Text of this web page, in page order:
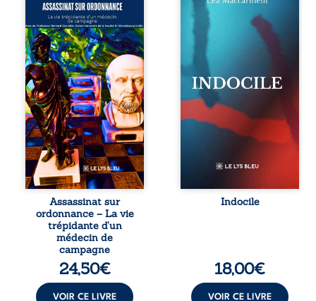
ordonnance – La
vie trépidante
d’un médecin de
campagne est la
réédition enrichie
et actualisée du
témoignage du
Docteur Marc
Biencourt, ancien
médecin de
famille, qui revient
sur son parcours
médical, syndical
et ordinal. Depuis
septembre 2013, il
raconte le long
combat qui l’a
conduit à être
écarté du corps
médical, malgré
une décision de
première instance
Assassinat sur
ordonnance – La vie
trépidante d’un
médecin de
campagne
24,50€
VOIR CE LIVRE
Quatre refus.
Quatre visages
d’une existence en
friction. Entre les
silences qu’on ne
déchiffre pas, les
amours qu’on
dérange, les corps
qu’on administre
et les liens qu’on
sabote, cet
ouvrage parle à
vivent trop fort,
trop vrai, trop tôt.
traversée. Une
langue nue. Une
Indocile
18,00€
VOIR CE LIVRE